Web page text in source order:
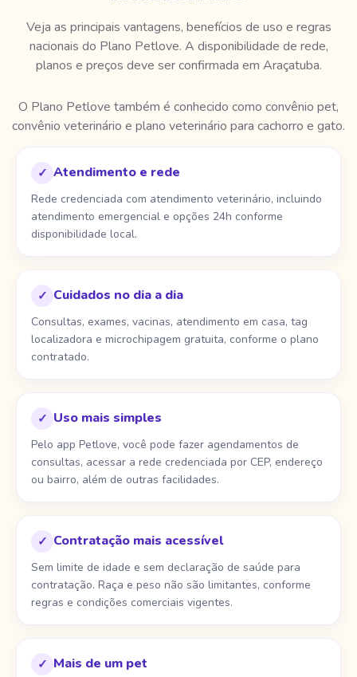
Veja as principais vantagens, benefícios de uso e regras
nacionais do Plano Petlove. A disponibilidade de rede,
planos e preços deve ser confirmada em Araçatuba.
O Plano Petlove também é conhecido como convênio pet,
convênio veterinário e plano veterinário para cachorro e gato.
✓ Atendimento e rede
Rede credenciada com atendimento veterinário, incluindo
atendimento emergencial e opções 24h conforme
disponibilidade local.
✓ Cuidados no dia a dia
Consultas, exames, vacinas, atendimento em casa, tag
localizadora e microchipagem gratuita, conforme o plano
contratado.
✓ Uso mais simples
Pelo app Petlove, você pode fazer agendamentos de
consultas, acessar a rede credenciada por CEP, endereço
ou bairro, além de outras facilidades.
✓ Contratação mais acessível
Sem limite de idade e sem declaração de saúde para
contratação. Raça e peso não são limitantes, conforme
regras e condições comerciais vigentes.
✓ Mais de um pet